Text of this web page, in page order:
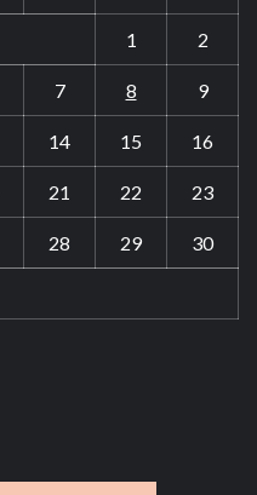
1 2
7 8 9
14 15 16
21 22 23
28 29 30